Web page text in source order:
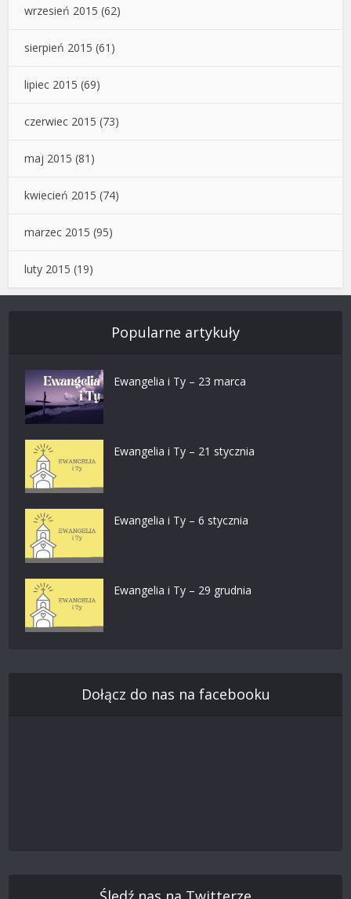
wrzesień 2015 (62)
sierpień 2015 (61)
lipiec 2015 (69)
czerwiec 2015 (73)
maj 2015 (81)
kwiecień 2015 (74)
marzec 2015 (95)
luty 2015 (19)
Popularne artykuły
Ewangelia i Ty – 23 marca
Ewangelia i Ty – 21 stycznia
Ewangelia i Ty – 6 stycznia
Ewangelia i Ty – 29 grudnia
Dołącz do nas na facebooku